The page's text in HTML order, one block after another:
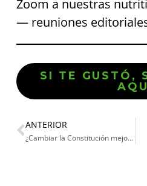
Zoom a nuestras
— reuniones
SI TE GUSTÓ,
ANTERIOR
¿Cambiar la Constitución mejorará nuestra economía?